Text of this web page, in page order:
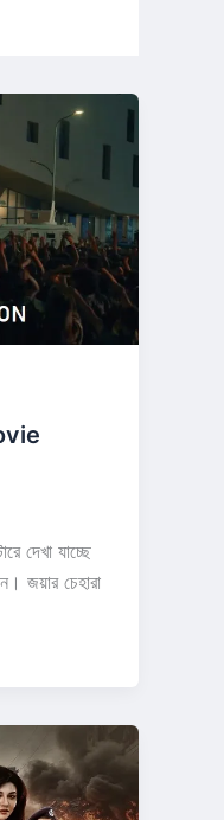
দেখা যাচ্ছে
জয়ার চেহারা